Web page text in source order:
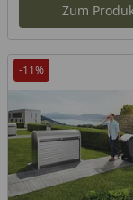
Zum
-11%